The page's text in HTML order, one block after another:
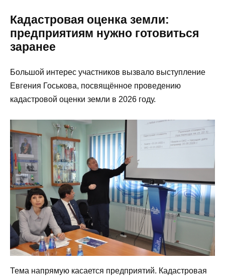
Кадастровая оценка земли:
предприятиям нужно готовиться
заранее
Большой интерес участников вызвало выступление
Евгения Госькова, посвящённое проведению
кадастровой оценки земли в 2026 году.
Тема напрямую касается предприятий. Кадастровая